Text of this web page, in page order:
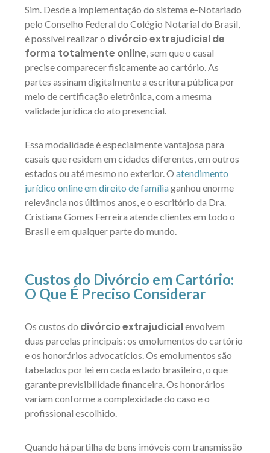
Sim. Desde a implementação do sistema e-Notariado
pelo Conselho Federal do Colégio Notarial do Brasil,
é possível realizar o divórcio extrajudicial de
forma totalmente online , sem que o casal
precise comparecer fisicamente ao cartório. As
partes assinam digitalmente a escritura pública por
meio de certificação eletrônica, com a mesma
validade jurídica do ato presencial.
Essa modalidade é especialmente vantajosa para
casais que residem em cidades diferentes, em outros
estados ou até mesmo no exterior. O atendimento
jurídico online em direito de famíliaganhou enorme
relevância nos últimos anos, e o escritório da Dra.
Cristiana Gomes Ferreira atende clientes em todo o
Brasil e em qualquer parte do mundo.
Custos do Divórcio em Cartório:
O Que É Preciso Considerar
Os custos do divórcio extrajudicialenvolvem
duas parcelas principais: os emolumentos do cartório
e os honorários advocatícios. Os emolumentos são
tabelados por lei em cada estado brasileiro, o que
garante previsibilidade financeira. Os honorários
variam conforme a complexidade do caso e o
profissional escolhido.
Quando há partilha de bens imóveis com transmissão